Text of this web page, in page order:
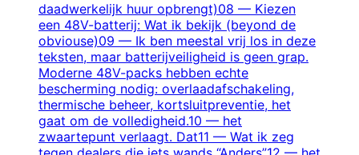
daadwerkelijk huur opbrengt)08 — Kiezen
een 48V-batterij: Wat ik bekijk (beyond de
obviouse)09 — Ik ben meestal vrij los in deze
teksten, maar batterijveiligheid is geen grap.
Moderne 48V-packs hebben echte
bescherming nodig: overlaadafschakeling,
thermische beheer, kortsluitpreventie, het
gaat om de volledigheid.10 — het
zwaartepunt verlaagt. Dat11 — Wat ik zeg